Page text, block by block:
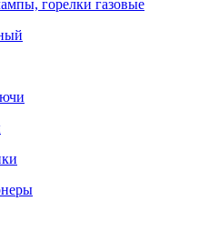
горелки газовые